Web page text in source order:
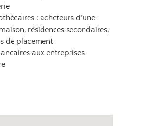
: acheteurs d’une
résidences secondaires,
de placement
aux entreprises